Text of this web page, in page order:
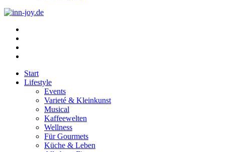
Start
Lifestyle
Events
Varieté & Kleinkunst
Musical
Kaffeewelten
Wellness
Für Gourmets
Küche & Leben